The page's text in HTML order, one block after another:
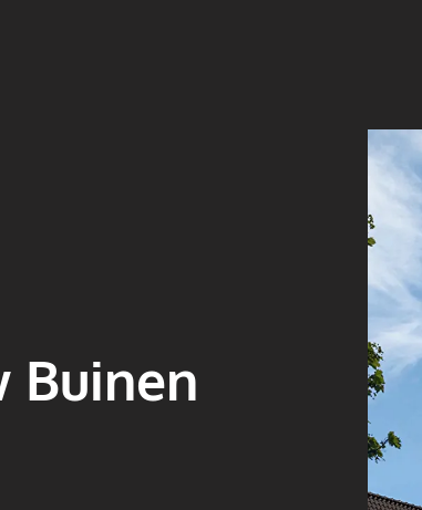
Buinen